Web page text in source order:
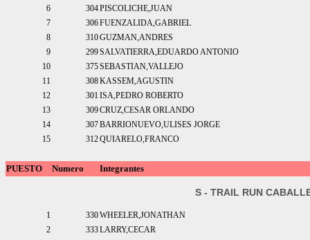
6
304PISCOLICHE,JUAN
7
306FUENZALIDA,GABRIEL
8
310GUZMAN,ANDRES
9
299SALVATIERRA,EDUARDO ANTONIO
10
375SEBASTIAN,VALLEJO
11
308KASSEM,AGUSTIN
12
301 ISA,PEDRO ROBERTO
13
309CRUZ,CESAR ORLANDO
14
307BARRIONUEVO,ULISES JORGE
15
312QUIARELO,FRANCO
PUESTO Numero Integrantes
S - TRAIL RUN
1 330WHEELER,JONATHAN
2
333LARRY,CECAR